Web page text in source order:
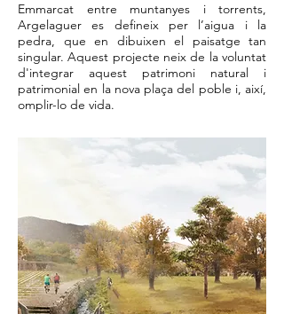
Emmarcat entre muntanyes i torrents,
Argelaguer es defineix per l’aigua i la
pedra, que en dibuixen el paisatge tan
singular. Aquest projecte neix de la voluntat
d'integrar aquest patrimoni natural i
patrimonial en la nova plaça del poble i, així,
omplir-lo de vida.